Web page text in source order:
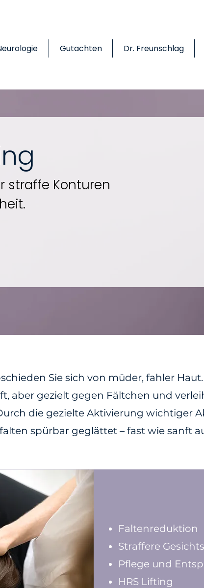
Gutachten Dr. Freunschlag
straffe Konturen
Sie sich von müder, fahler Haut.
aber gezielt gegen Fältchen und
die gezielte Aktivierung wichtiger
spürbar geglättet – fast wie sanft
Faltenreduktion
Straffere
Pflege und
HRS Lifting